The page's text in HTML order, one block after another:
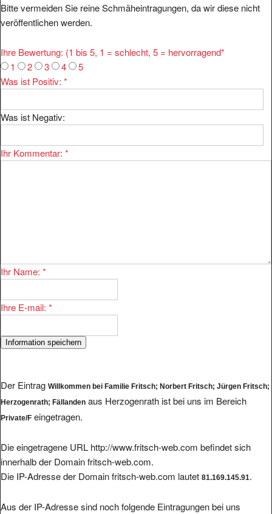
Bitte vermeiden Sie reine Schmäheintragungen, da wir diese nicht
veröffentlichen werden.
Ihre Bewertung: (1 bis 5, 1 = schlecht, 5 = hervorragend*
1
2 3 4
5
Was ist Positiv: *
Was ist Negativ:
Ihr Kommentar: *
Ihr Name: *
Ihre E-mail: *
Der Eintrag Willkommen bei Familie Fritsch; Norbert Fritsch; Jürgen Fritsch;
Herzogenrath; Fällanden aus Herzogenrath ist bei uns im Bereich
Private/F eingetragen.
Die eingetragene URL http://www.fritsch-web.com befindet sich
innerhalb der Domain fritsch-web.com.
Die IP-Adresse der Domain fritsch-web.com lautet 81.169.145.91.
Aus der IP-Adresse sind noch folgende Eintragungen bei uns